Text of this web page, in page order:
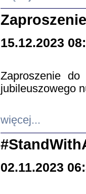
15.12.2023
Zaproszenie do
jubileuszowego
więcej...
02.11.2023